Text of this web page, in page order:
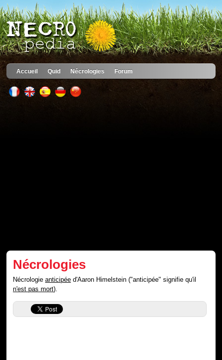
Accueil Quid Nécrologies Forum
Nécrologies
Nécrologieanticipée d'Aaron Himelstein ("anticipée" signifie qu'il
n'est pas mort).